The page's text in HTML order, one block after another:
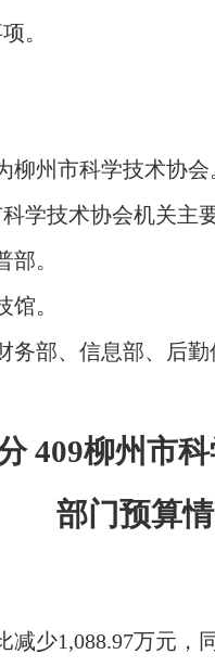
。
柳州市科学技术协会
学技术协会机关主
。
。
部、信息部、后
409柳州市
部门预算
减少1,088.97万元